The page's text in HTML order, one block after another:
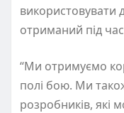
використовувати
отриманий під
“Ми отримуємо
полі бою. Ми
розробників, які